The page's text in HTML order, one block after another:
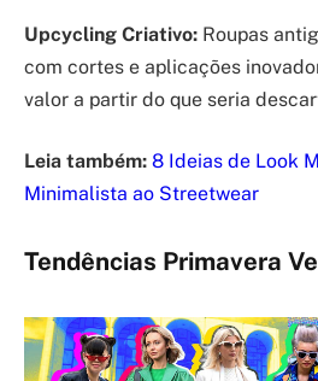
Upcycling Criativo: Roupas
com cortes e aplicações
valor a partir do que seria
Leia também: 8 Ideias de Look
Minimalista ao Streetwear
Tendências Primavera